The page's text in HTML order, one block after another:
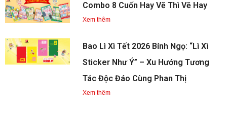
Combo 8 Cuốn Hay Vẽ Thì Vẽ Hay
Xem thêm
Bao Lì Xì Tết 2026 Bính Ngọ: “Lì Xì
Sticker Như Ý” – Xu Hướng Tương
Tác Độc Đáo Cùng Phan Thị
Xem thêm